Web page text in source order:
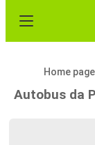
Home page
Autobus da